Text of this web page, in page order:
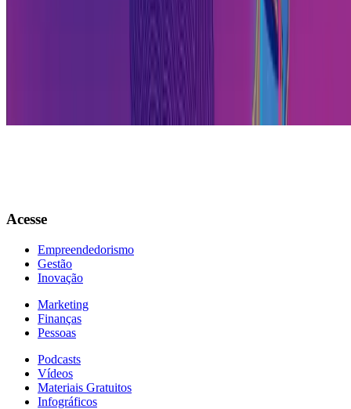
O que esperar de um evento de inovação?
Palestras com conteúdo aplicável, oportunidades de networking,
contato com tendências de mercado e um ambiente que estimula
ideias. O mais importante é ir com disposição para aprender,
e trazer pelo menos uma ideia concreta para aplicar no negócio.
Acesse
Empreendedorismo
Gestão
Inovação
Marketing
Finanças
Pessoas
Podcasts
Vídeos
Materiais Gratuitos
Infográficos